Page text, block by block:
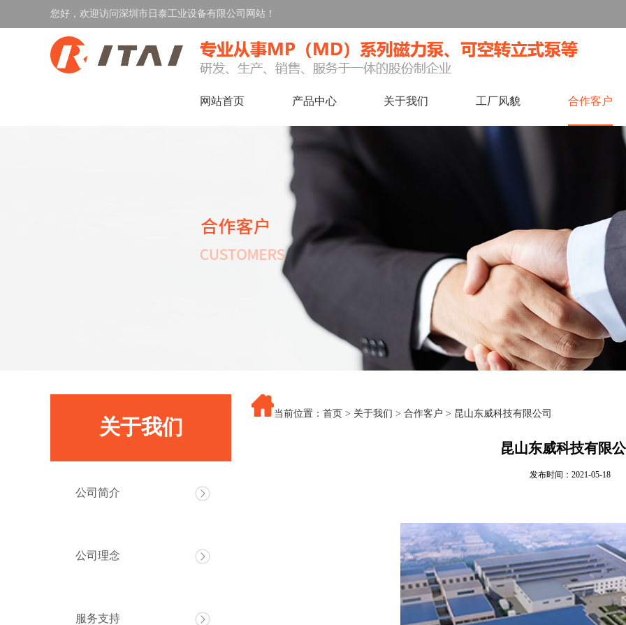
您好，欢迎访问深圳市日泰工业设备有限公司网站！
网站首页 产品中心 关于我们 工厂风貌 合作客户
关于我们
公司简介
公司理念
服务支持
当前位置： 首页 > 关于我们 > 合作客户 > 昆山东威科技有限公司
昆山东威科技有限
发布时间：2021-05-18